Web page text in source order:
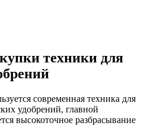
техники для
современная техника для
удобрений, главной
высокоточное разбрасывание